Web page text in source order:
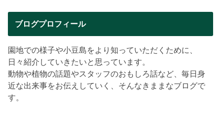
ブログプロフィール
園地での様子や小豆島をより知っていただくために、
日々紹介していきたいと思っています。
動物や植物の話題やスタッフのおもしろ話など、毎日身
近な出来事をお伝えしていく、そんなきままなブログで
す。